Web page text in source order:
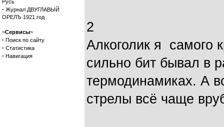
Русь
· Журнал ДВУГЛАВЫЙ
ОРЕЛЪ 1921 год
~Сервисы~
· Поиск по сайту
· Статистика
· Навигация
2
Алкоголик я самого
сильно бит бывал в
термодинамиках. А
стрелы всё чаще